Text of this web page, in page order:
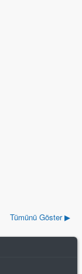
Tümünü Göster ▶